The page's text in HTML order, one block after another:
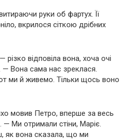
руки об фартух. Її
вкрилося сіткою дрібних
відповіла вона, хоча очі
Вона сама нас зреклася.
ми й живемо. Тільки щось воно
мовив Петро, вперше за весь
Ми отримали стіни, Маріє.
як вона сказала, що ми